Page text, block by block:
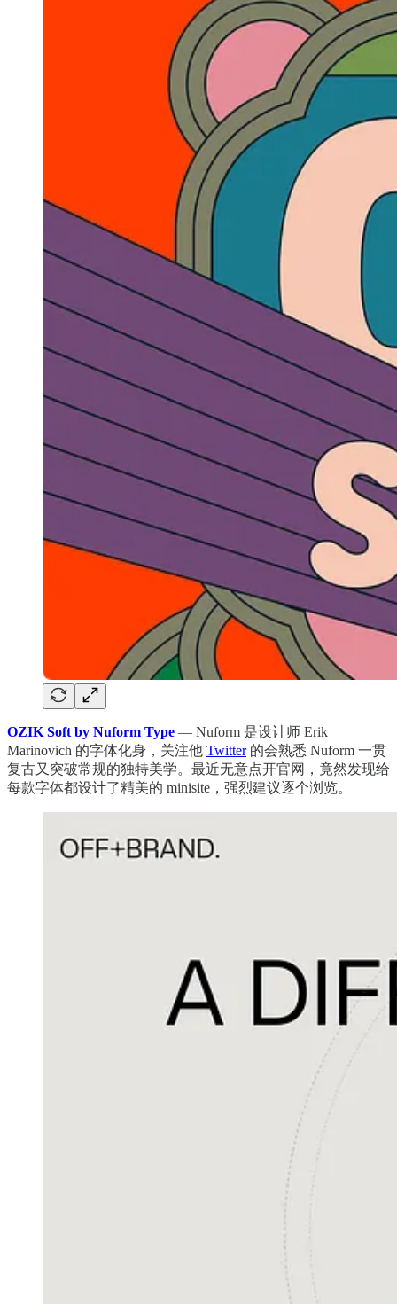
OZIK Soft by Nuform Type — Nuform 是设计师 Erik
Marinovich 的字体化身，关注他 Twitter的会熟悉 Nuform 一贯
复古又突破常规的独特美学。最近无意点开官网，竟然发现给
每款字体都设计了精美的 minisite，强烈建议逐个浏览。